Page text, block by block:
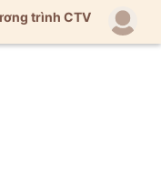
trình CTV